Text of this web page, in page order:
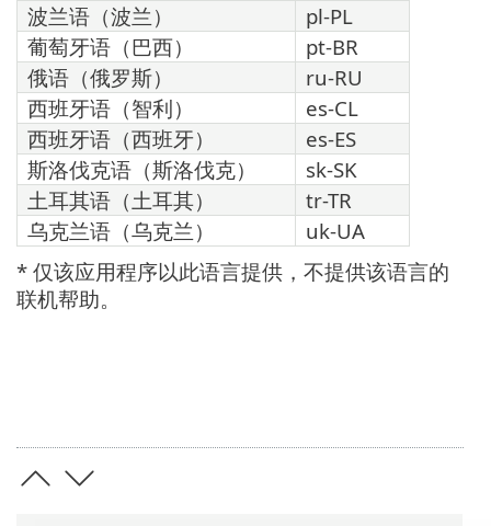
波兰语（波兰）
pl-PL
葡萄牙语（巴西）
pt-BR
俄语（俄罗斯）
ru-RU
西班牙语（智利）
es-CL
西班牙语（西班牙）
es-ES
斯洛伐克语（斯洛伐克）
sk-SK
土耳其语（土耳其）
tr-TR
乌克兰语（乌克兰）
uk-UA
* 仅该应用程序以此语言提供，不提供该语言的
联机帮助。